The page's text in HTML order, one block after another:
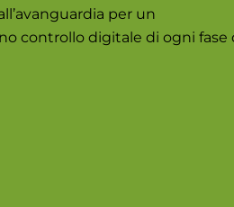
per un
controllo digitale di ogni fase